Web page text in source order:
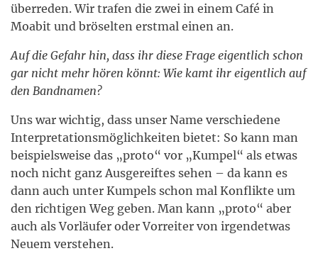
überreden. Wir trafen die zwei in einem Café in
Moabit und bröselten erstmal einen an.
Auf die Gefahr hin, dass ihr diese Frage eigentlich schon
gar nicht mehr hören könnt: Wie kamt ihr eigentlich auf
den Bandnamen?
Uns war wichtig, dass unser Name verschiedene
Interpretationsmöglichkeiten bietet: So kann man
beispielsweise das „proto“ vor „Kumpel“ als etwas
noch nicht ganz Ausgereiftes sehen – da kann es
dann auch unter Kumpels schon mal Konflikte um
den richtigen Weg geben. Man kann „proto“ aber
auch als Vorläufer oder Vorreiter von irgendetwas
Neuem verstehen.